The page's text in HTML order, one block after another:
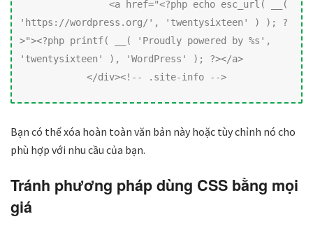
'https://wordpress.org/', 'twentysixteen' ) ); ?
>"><?php printf( __( 'Proudly powered by %s',
'twentysixteen' ), 'WordPress' ); ?></a>
            </div><!-- .site-info -->
Bạn có thể xóa hoàn toàn văn bản này hoặc tùy chỉnh nó cho
phù hợp với nhu cầu của bạn.
Tránh phương pháp dùng CSS bằng mọi
giá